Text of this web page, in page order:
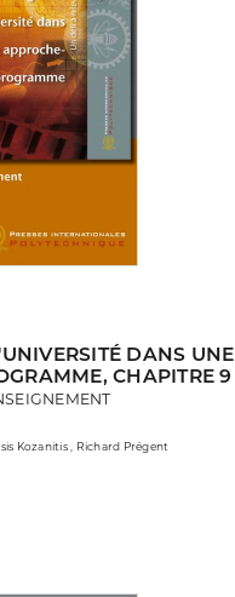
DANS UNE
CHAPITRE 9
Kozanitis , Richard Prégent